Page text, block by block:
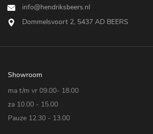
info@hendriksbeers.nl
Dommelsvoort 2, 5437 AD BEERS
Showroom
ma t/m vr 09.00- 18.00
za 10.00 - 15.00
Pauze 12.30 - 13.00